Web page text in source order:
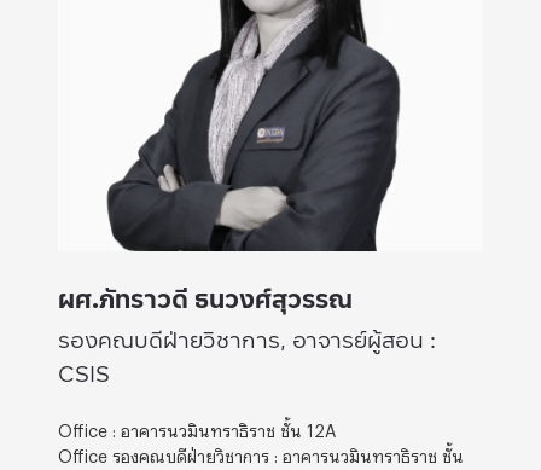
ผศ.ภัทราวดี ธนวงศ์สุวรรณ
รองคณบดีฝ่ายวิชาการ, อาจารย์ผู้สอน :
CSIS
Office : อาคารนวมินทราธิราช ชั้น 12A
Office รองคณบดีฝ่ายวิชาการ : อาคารนวมินทราธิราช ชั้น